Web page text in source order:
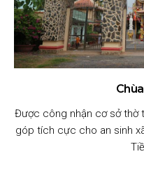
Được công nhận cơ sở thờ
góp tích cực cho an sinh